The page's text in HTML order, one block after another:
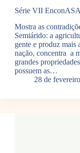
Série VII
Mostra as
Semiárido: a
gente e produz mais
nação, concentra a
grandes
possuem as…
28 de